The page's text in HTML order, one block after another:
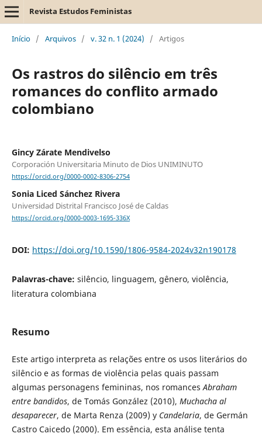
Revista Estudos Feministas
Início / Arquivos / v. 32 n. 1 (2024) / Artigos
Os rastros do silêncio em três
romances do conflito armado
colombiano
Gincy Zárate Mendivelso
Corporación Universitaria Minuto de Dios UNIMINUTO
https://orcid.org/0000-0002-8306-2754
Sonia Liced Sánchez Rivera
Universidad Distrital Francisco José de Caldas
https://orcid.org/0000-0003-1695-336X
DOI: https://doi.org/10.1590/1806-9584-2024v32n190178
Palavras-chave: silêncio, linguagem, gênero, violência,
literatura colombiana
Resumo
Este artigo interpreta as relações entre os usos literários do
silêncio e as formas de violência pelas quais passam
algumas personagens femininas, nos romancesAbraham
entre bandidos, de Tomás González (2010), Muchacha al
desaparecer, de Marta Renza (2009) y Candelaria, de Germán
Castro Caicedo (2000). Em essência, esta análise tenta